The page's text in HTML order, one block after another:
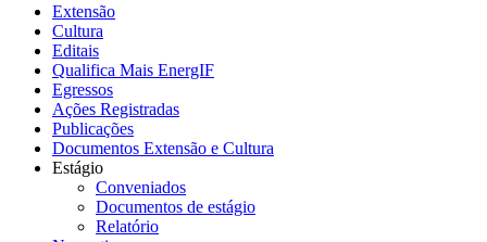
Extensão
Cultura
Editais
Qualifica Mais EnergIF
Egressos
Ações Registradas
Publicações
Documentos Extensão e Cultura
Estágio
Conveniados
Documentos de estágio
Relatório